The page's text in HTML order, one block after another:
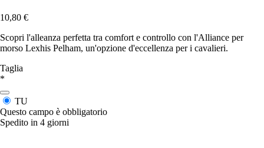
10,80 €
Scopri l'alleanza perfetta tra comfort e controllo con l'Alliance per
morso Lexhis Pelham, un'opzione d'eccellenza per i cavalieri.
Taglia
*
TU
Questo campo è obbligatorio
Spedito in 4 giorni